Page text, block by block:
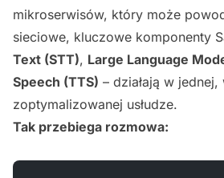
mikroserwisów, który może
sieciowe, kluczowe komponenty
Text (STT), Large Language
Speech (TTS) – działają w
zoptymalizowanej usłudze.
Tak przebiega rozmowa: